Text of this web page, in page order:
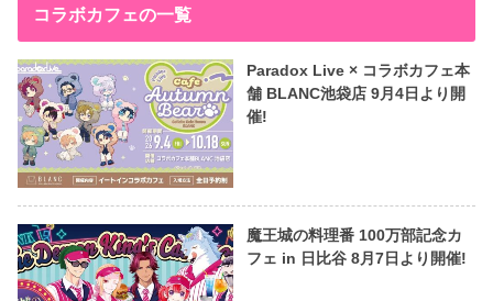
コラボカフェの一覧
Paradox Live × コラボカフェ本
舗 BLANC池袋店 9月4日より開
催!
魔王城の料理番 100万部記念カ
フェ in 日比谷 8月7日より開催!